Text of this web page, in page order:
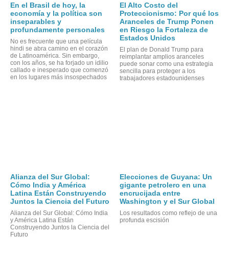
En el Brasil de hoy, la
economía y la política son
inseparables y
profundamente personales
No es frecuente que una película
hindi se abra camino en el corazón
de Latinoamérica. Sin embargo,
con los años, se ha forjado un idilio
callado e inesperado que comenzó
en los lugares más insospechados
El Alto Costo del
Proteccionismo: Por qué los
Aranceles de Trump Ponen
en Riesgo la Fortaleza de
Estados Unidos
El plan de Donald Trump para
reimplantar amplios aranceles
puede sonar como una estrategia
sencilla para proteger a los
trabajadores estadounidenses
Alianza del Sur Global:
Cómo India y América
Latina Están Construyendo
Juntos la Ciencia del Futuro
Alianza del Sur Global: Cómo India
y América Latina Están
Construyendo Juntos la Ciencia del
Futuro
Elecciones de Guyana: Un
gigante petrolero en una
encrucijada entre
Washington y el Sur Global
Los resultados como reflejo de una
profunda escisión